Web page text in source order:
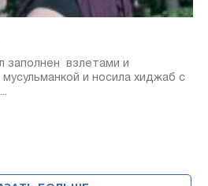
заполнен взлетами и
и носила хиджаб с